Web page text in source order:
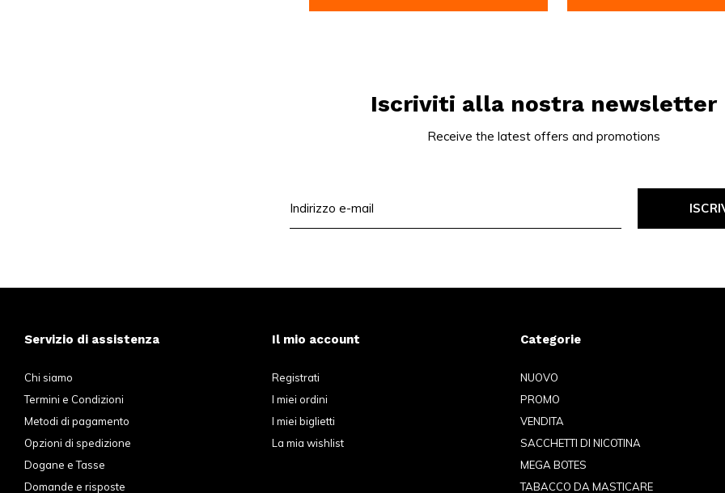
Iscriviti alla nostra newsletter
Receive the latest offers and promotions
Servizio di assistenza
Chi siamo
Termini e Condizioni
Metodi di pagamento
Opzioni di spedizione
Dogane e Tasse
Domande e risposte
Il mio account
Registrati
I miei ordini
I miei biglietti
La mia wishlist
Categorie
NUOVO
PROMO
VENDITA
SACCHETTI DI NICOTINA
MEGA BOTES
TABACCO DA MASTICARE